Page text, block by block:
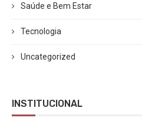
Saúde e Bem Estar
Tecnologia
Uncategorized
INSTITUCIONAL